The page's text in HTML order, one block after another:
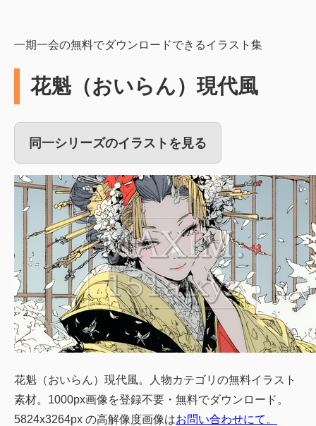
一期一会の無料でダウンロードできるイラスト集
花魁（おいらん）現代風
同一シリーズのイラストを見る
花魁（おいらん）現代風。人物カテゴリの無料イラスト
素材。1000px画像を登録不要・無料でダウンロード。
5824x3264px の高解像度画像はお問い合わせにて。